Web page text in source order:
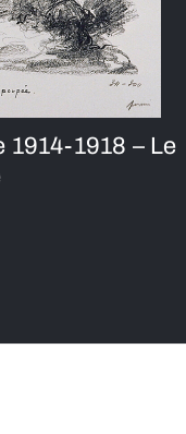
1914-1918 – Le